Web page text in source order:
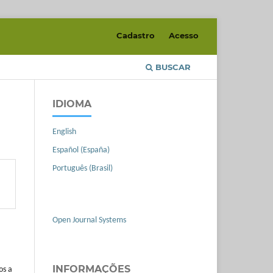
BUSCAR
Cadastro Acesso
a
IDIOMA
English
Español (España)
Português (Brasil)
Open Journal Systems
INFORMAÇÕES